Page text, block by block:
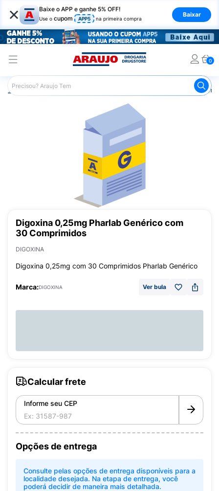
× Baixe o APP e ganhe 5% OFF!
Use o cupom APP5 na primeira compra
Baixar
0
Araujo Medicamentos
Digoxina 0,25mg Pharlab Genérico com
30 Comprimidos
DIGOXINA
Digoxina 0,25mg com 30 Comprimidos Pharlab Genérico
Marca:DIGOXINA Ver bula
Calcular frete
Informe seu CEP
Opções de entrega
Consulte pelas opções de entrega disponíveis para a
localidade desejada. Na etapa de entrega, você
poderá decidir de maneira mais detalhada.